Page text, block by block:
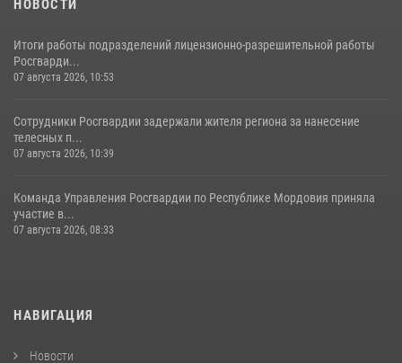
НОВОСТИ
Итоги работы подразделений лицензионно-разрешительной работы
Росгварди...
07 августа 2026, 10:53
Сотрудники Росгвардии задержали жителя региона за нанесение
телесных п...
07 августа 2026, 10:39
Команда Управления Росгвардии по Республике Мордовия приняла
участие в...
07 августа 2026, 08:33
НАВИГАЦИЯ
Новости